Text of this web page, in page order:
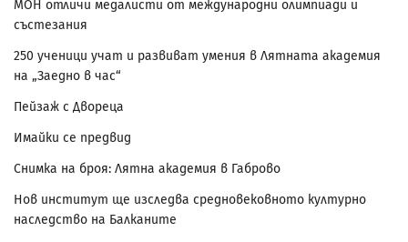
МОН отличи медалисти от международни олимпиади и
състезания
250 ученици учат и развиват умения в Лятната академия
на „Заедно в час“
Пейзаж с Двореца
Имайки се предвид
Снимка на броя: Лятна академия в Габрово
Нов институт ще изследва средновековното културно
наследство на Балканите